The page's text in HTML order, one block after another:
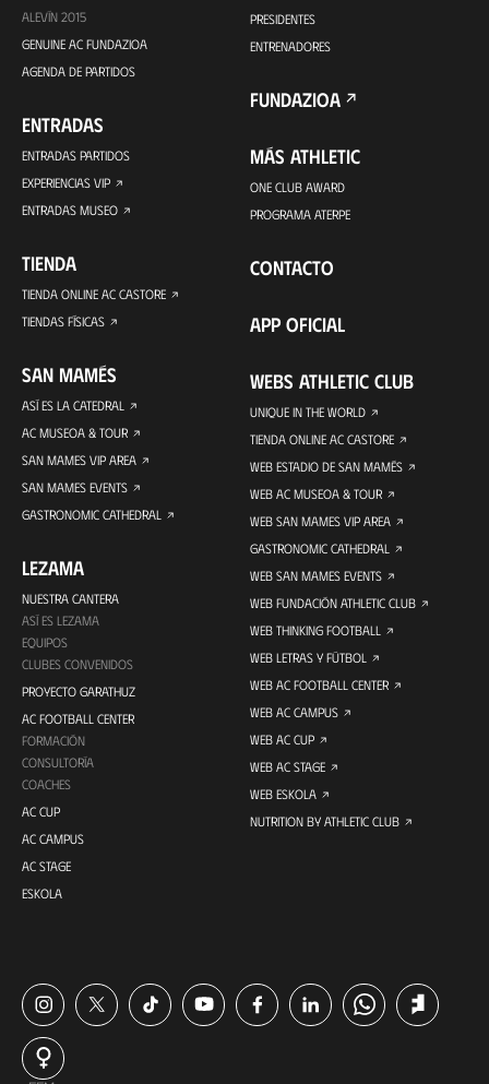
ALEVÍN 2015
GENUINE AC FUNDAZIOA
AGENDA DE PARTIDOS
ENTRADAS
ENTRADAS PARTIDOS
EXPERIENCIAS VIP
ENTRADAS MUSEO
TIENDA
TIENDA ONLINE AC CASTORE
TIENDAS FÍSICAS
SAN MAMÉS
ASÍ ES LA CATEDRAL
AC MUSEOA & TOUR
SAN MAMES VIP AREA
SAN MAMES EVENTS
GASTRONOMIC CATHEDRAL
LEZAMA
NUESTRA CANTERA
ASÍ ES LEZAMA
EQUIPOS
CLUBES CONVENIDOS
PROYECTO GARATHUZ
AC FOOTBALL CENTER
FORMACIÓN
CONSULTORÍA
COACHES
AC CUP
AC CAMPUS
AC STAGE
ESKOLA
PRESIDENTES
ENTRENADORES
FUNDAZIOA
MÁS ATHLETIC
ONE CLUB AWARD
PROGRAMA ATERPE
CONTACTO
APP OFICIAL
WEBS ATHLETIC CLUB
UNIQUE IN THE WORLD
TIENDA ONLINE AC CASTORE
WEB ESTADIO DE SAN MAMÉS
WEB AC MUSEOA & TOUR
WEB SAN MAMES VIP AREA
GASTRONOMIC CATHEDRAL
WEB SAN MAMES EVENTS
WEB FUNDACIÓN ATHLETIC CLUB
WEB THINKING FOOTBALL
WEB LETRAS Y FÚTBOL
WEB AC FOOTBALL CENTER
WEB AC CAMPUS
WEB AC CUP
WEB AC STAGE
WEB ESKOLA
NUTRITION BY ATHLETIC CLUB